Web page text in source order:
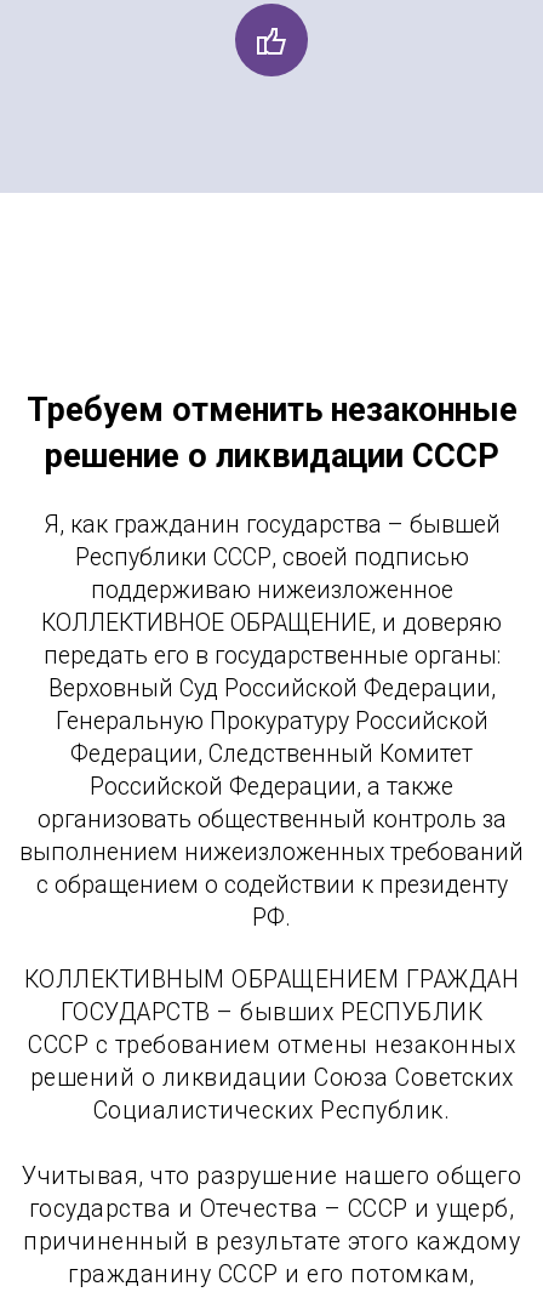
Требуем отменить незаконные
решение о ликвидации СССР
Я, как гражданин государства – бывшей
Республики СССР, своей подписью
поддерживаю нижеизложенное
КОЛЛЕКТИВНОЕ ОБРАЩЕНИЕ, и доверяю
передать его в государственные органы:
Верховный Суд Российской Федерации,
Генеральную Прокуратуру Российской
Федерации, Следственный Комитет
Российской Федерации, а также
организовать общественный контроль за
выполнением нижеизложенных требований
с обращением о содействии к президенту
РФ.
КОЛЛЕКТИВНЫМ ОБРАЩЕНИЕМ ГРАЖДАН
ГОСУДАРСТВ – бывших РЕСПУБЛИК
СССР с требованием отмены незаконных
решений о ликвидации Союза Советских
Социалистических Республик.
Учитывая, что разрушение нашего общего
государства и Отечества – СССР и ущерб,
причиненный в результате этого каждому
гражданину СССР и его потомкам,